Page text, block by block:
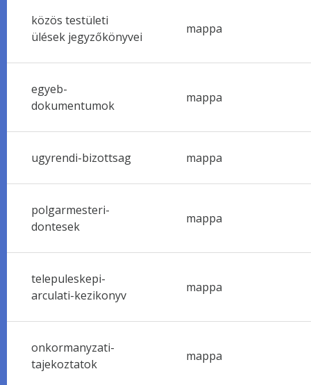
közös testületi
ülések jegyzőkönyvei
mappa
egyeb-
dokumentumok
mappa
ugyrendi-bizottsag mappa
polgarmesteri-
dontesek
mappa
telepuleskepi-
arculati-kezikonyv
mappa
onkormanyzati-
tajekoztatok
mappa